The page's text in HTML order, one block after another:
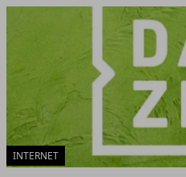
INTERNET